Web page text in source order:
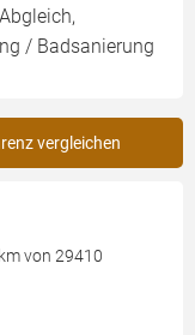
/ Badsanierung
vergleichen
von 29410